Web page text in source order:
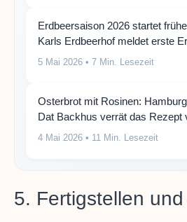
Erdbeersaison 2026 startet
Karls Erdbeerhof meldet erste
5 Mai 2026 • 7 Min. Lesezeit
Osterbrot mit Rosinen:
Dat Backhus verrät das Rezept
4 Mai 2026 • 11 Min. Lesezeit
5. Fertigstellen